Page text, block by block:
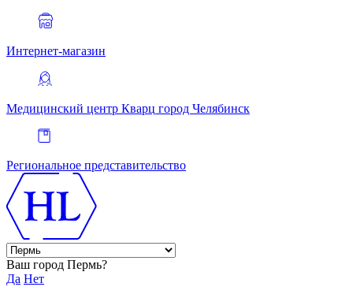
Интернет-магазин
Медицинский центр Кварц город Челябинск
Региональное представительство
Ваш город Пермь?
Да Нет